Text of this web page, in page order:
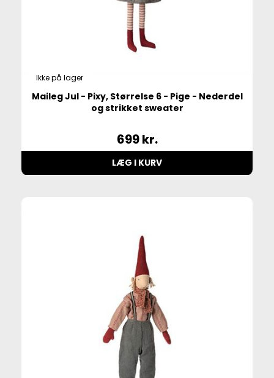
Ikke på lager
Maileg Jul - Pixy, Størrelse 6 - Pige - Nederdel
og strikket sweater
699kr.
LÆG I KURV